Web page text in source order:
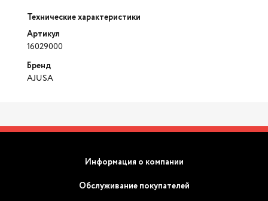
Технические характеристики
Артикул
16029000
Бренд
AJUSA
Информация о компании
Обслуживание покупателей